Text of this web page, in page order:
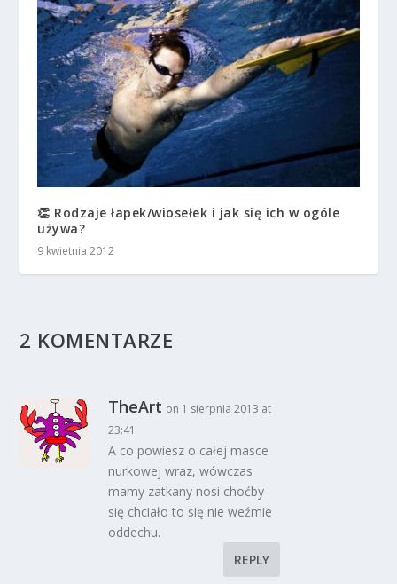
👏 Rodzaje łapek/wiosełek i jak się ich w ogóle
używa?
9 kwietnia 2012
2 KOMENTARZE
TheArt on 1 sierpnia 2013 at
23:41
A co powiesz o całej masce
nurkowej wraz, wówczas
mamy zatkany nosi choćby
się chciało to się nie weźmie
oddechu.
REPLY